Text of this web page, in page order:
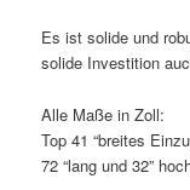
Es ist solide und
solide Investition
Alle Maße in Zoll:
Top 41 “breites
72 “lang und 32”